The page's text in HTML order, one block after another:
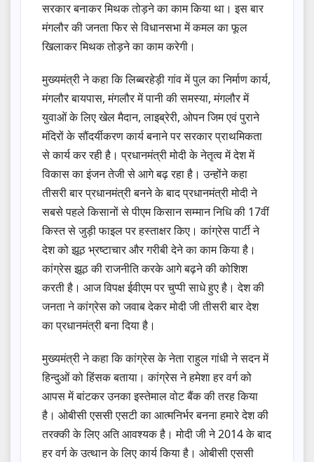
सरकार बनाकर मिथक तोड़ने का काम किया था। इस बार
मंगलौर की जनता फिर से विधानसभा में कमल का फूल
खिलाकर मिथक तोड़ने का काम करेगी।
मुख्यमंत्री ने कहा कि लिब्बरहेड़ी गांव में पुल का निर्माण कार्य,
मंगलौर बायपास, मंगलौर में पानी की समस्या, मंगलौर में
युवाओं के लिए खेल मैदान, लाइब्रेरी, ओपन जिम एवं पुराने
मंदिरों के सौंदर्यीकरण कार्य बनाने पर सरकार प्राथमिकता
से कार्य कर रही है। प्रधानमंत्री मोदी के नेतृत्व में देश में
विकास का इंजन तेजी से आगे बढ़ रहा है। उन्होंने कहा
तीसरी बार प्रधानमंत्री बनने के बाद प्रधानमंत्री मोदी ने
सबसे पहले किसानों से पीएम किसान सम्मान निधि की 17वीं
किस्त से जुड़ी फाइल पर हस्ताक्षर किए। कांग्रेस पार्टी ने
देश को झूठ भ्रष्टाचार और गरीबी देने का काम किया है।
कांग्रेस झूठ की राजनीति करके आगे बढ़ने की कोशिश
करती है। आज विपक्ष ईवीएम पर चुप्पी साधे हुए है। देश की
जनता ने कांग्रेस को जवाब देकर मोदी जी तीसरी बार देश
का प्रधानमंत्री बना दिया है।
मुख्यमंत्री ने कहा कि कांग्रेस के नेता राहुल गांधी ने सदन में
हिन्दुओं को हिंसक बताया। कांग्रेस ने हमेशा हर वर्ग को
आपस में बांटकर उनका इस्तेमाल वोट बैंक की तरह किया
है। ओबीसी एससी एसटी का आत्मनिर्भर बनना हमारे देश की
तरक्की के लिए अति आवश्यक है। मोदी जी ने 2014 के बाद
हर वर्ग के उत्थान के लिए कार्य किया है। ओबीसी एससी